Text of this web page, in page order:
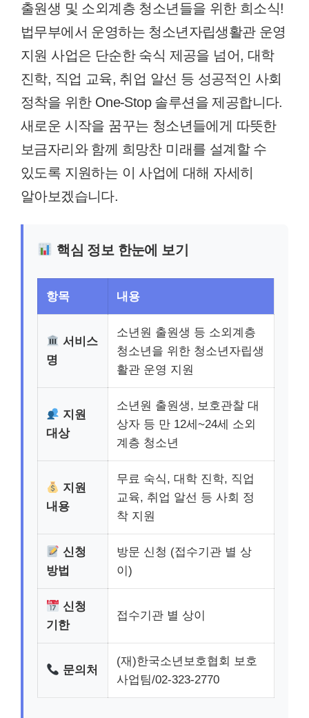
출원생 및 소외계층 청소년들을 위한 희소식!
법무부에서 운영하는 청소년자립생활관 운영
지원 사업은 단순한 숙식 제공을 넘어, 대학
진학, 직업 교육, 취업 알선 등 성공적인 사회
정착을 위한 One-Stop 솔루션을 제공합니다.
새로운 시작을 꿈꾸는 청소년들에게 따뜻한
보금자리와 함께 희망찬 미래를 설계할 수
있도록 지원하는 이 사업에 대해 자세히
알아보겠습니다.
핵심 정보 한눈에 보기
항목 내용
서비스
명
소년원 출원생 등 소외계층
청소년을 위한 청소년자립생
활관 운영 지원
지원
대상
소년원 출원생, 보호관찰 대
상자 등 만 12세~24세 소외
계층 청소년
지원
내용
무료 숙식, 대학 진학, 직업
교육, 취업 알선 등 사회 정
착 지원
신청
방법
방문 신청 (접수기관 별 상
이)
신청
기한
접수기관 별 상이
문의처
(재)한국소년보호협회 보호
사업팀/02-323-2770